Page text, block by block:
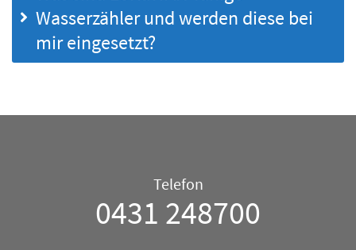
Wasserzähler und werden diese bei
mir eingesetzt?
Telefon
0431 248700